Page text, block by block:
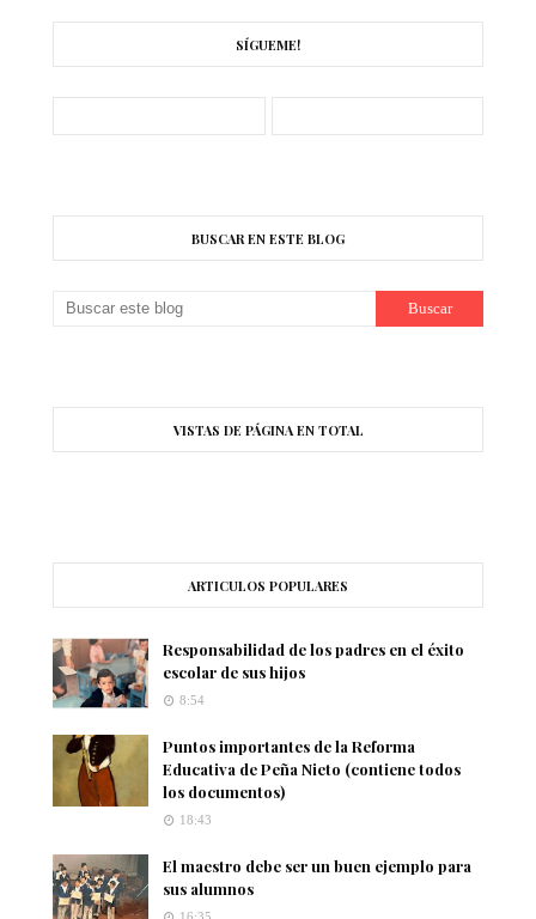
SÍGUEME!
BUSCAR EN ESTE BLOG
VISTAS DE PÁGINA EN TOTAL
ARTICULOS POPULARES
Responsabilidad de los padres en el éxito
escolar de sus hijos
8:54
Puntos importantes de la Reforma
Educativa de Peña Nieto (contiene todos
los documentos)
18:43
El maestro debe ser un buen ejemplo para
sus alumnos